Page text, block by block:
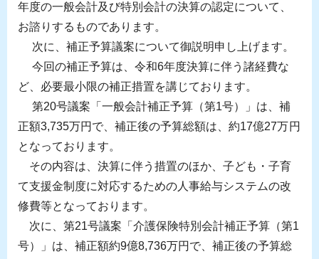
年度の一般会計及び特別会計の決算の認定について、
お諮りするものであります。
次に、補正予算議案について御説明申し上げます。
今回の補正予算は、令和6年度決算に伴う諸経費な
ど、必要最小限の補正措置を講じております。
第20号議案「一般会計補正予算（第1号）」は、補
正額3,735万円で、補正後の予算総額は、約17億27万円
となっております。
その内容は、決算に伴う措置のほか、子ども・子育
て支援金制度に対応するための人事給与システムの改
修費等となっております。
次に、第21号議案「介護保険特別会計補正予算（第1
号）」は、補正額約9億8,736万円で、補正後の予算総